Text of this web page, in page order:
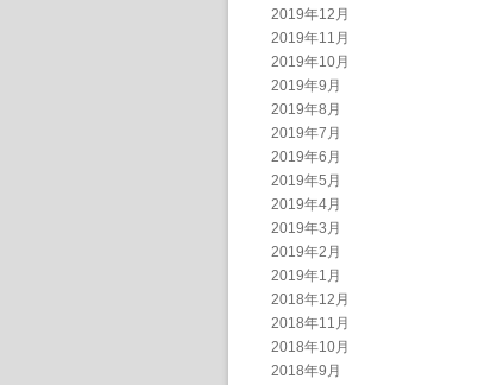
2019年12月
2019年11月
2019年10月
2019年9月
2019年8月
2019年7月
2019年6月
2019年5月
2019年4月
2019年3月
2019年2月
2019年1月
2018年12月
2018年11月
2018年10月
2018年9月